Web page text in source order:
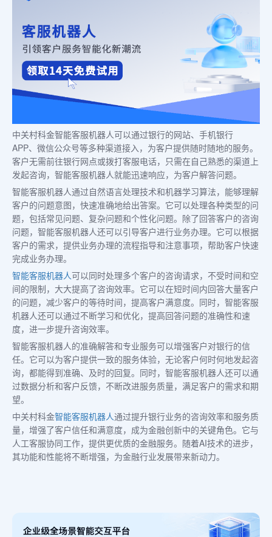
中关村科金智能客服机器人可以通过银行的网站、手机银行
APP、微信公众号等多种渠道接入，为客户提供随时随地的服务。
客户无需前往银行网点或拨打客服电话，只需在自己熟悉的渠道上
发起咨询，智能客服机器人就能迅速响应，为客户解答问题。
智能客服机器人通过自然语言处理技术和机器学习算法，能够理解
客户的问题意图，快速准确地给出答案。它可以处理各种类型的问
题，包括常见问题、复杂问题和个性化问题。除了回答客户的咨询
问题，智能客服机器人还可以引导客户进行业务办理。它可以根据
客户的需求，提供业务办理的流程指导和注意事项，帮助客户快速
完成业务办理。
智能客服机器人可以同时处理多个客户的咨询请求，不受时间和空
间的限制，大大提高了咨询效率。它可以在短时间内回答大量客户
的问题，减少客户的等待时间，提高客户满意度。同时，智能客服
机器人还可以通过不断学习和优化，提高回答问题的准确性和速
度，进一步提升咨询效率。
智能客服机器人的准确解答和专业服务可以增强客户对银行的信
任。它可以为客户提供一致的服务体验，无论客户何时何地发起咨
询，都能得到准确、及时的回复。同时，智能客服机器人还可以通
过数据分析和客户反馈，不断改进服务质量，满足客户的需求和期
望。
中关村科金智能客服机器人通过提升银行业务的咨询效率和服务质
量，增强了客户信任和满意度，成为金融创新中的关键角色。它与
人工客服协同工作，提供更优质的金融服务。随着AI技术的进步，
其功能和性能将不断增强，为金融行业发展带来新动力。